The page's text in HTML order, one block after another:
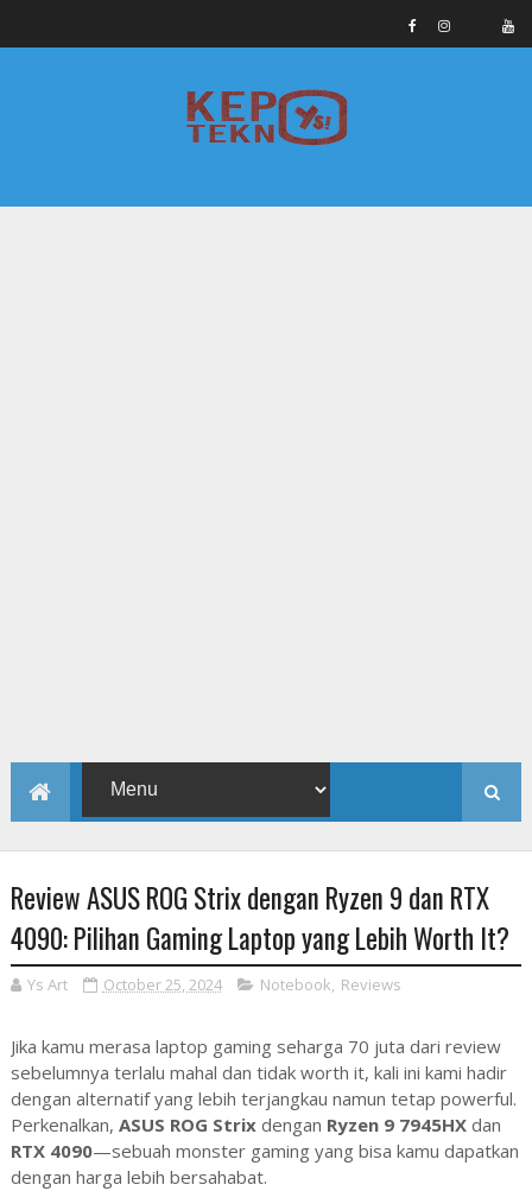
Review ASUS ROG Strix dengan Ryzen 9 dan RTX
4090: Pilihan Gaming Laptop yang Lebih Worth It?
Ys Art October 25, 2024 Notebook, Reviews
Jika kamu merasa laptop gaming seharga 70 juta dari review
sebelumnya terlalu mahal dan tidak worth it, kali ini kami hadir
dengan alternatif yang lebih terjangkau namun tetap powerful.
Perkenalkan, ASUS ROG Strixdengan Ryzen 9 7945HXdan
RTX 4090—sebuah monster gaming yang bisa kamu dapatkan
dengan harga lebih bersahabat.